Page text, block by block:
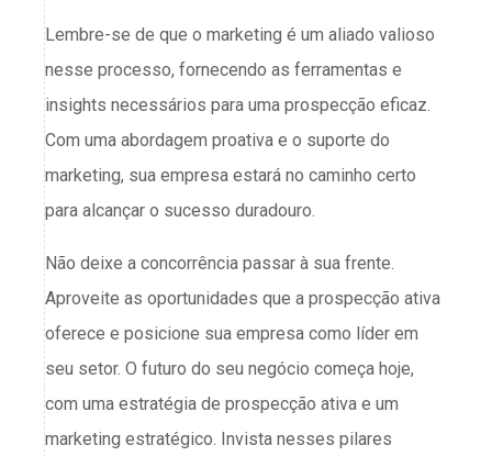
Lembre-se de que o marketing é um aliado valioso
nesse processo, fornecendo as ferramentas e
insights necessários para uma prospecção eficaz.
Com uma abordagem proativa e o suporte do
marketing, sua empresa estará no caminho certo
para alcançar o sucesso duradouro.
Não deixe a concorrência passar à sua frente.
Aproveite as oportunidades que a prospecção ativa
oferece e posicione sua empresa como líder em
seu setor. O futuro do seu negócio começa hoje,
com uma estratégia de prospecção ativa e um
marketing estratégico. Invista nesses pilares